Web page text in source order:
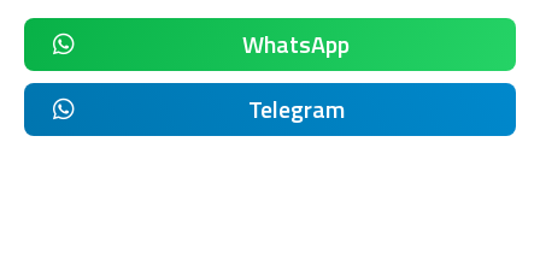
WhatsApp
Telegram